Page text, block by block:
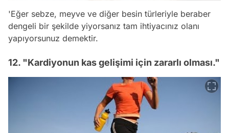
'Eğer sebze, meyve ve diğer besin türleriyle beraber
dengeli bir şekilde yiyorsanız tam ihtiyacınız olanı
yapıyorsunuz demektir.
12. "Kardiyonun kas gelişimi için zararlı olması."